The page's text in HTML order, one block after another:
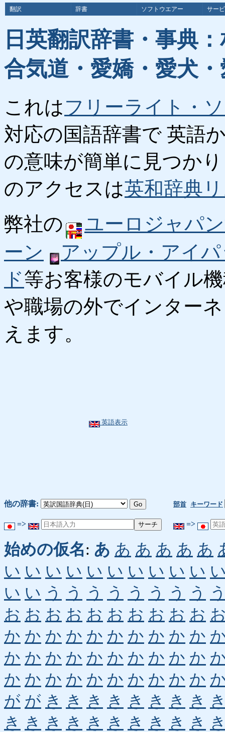
翻訳 辞書 ソフトウエアー サー
日英翻訳辞書・事典
合気道・愛嬌・愛犬
これはフリーライト・
対応の国語辞書で 英語
の意味が簡単に見つか
のアクセスは英和辞典
弊社の
ユーロジャパ
ーン
アップル・アイ
ド等お客様のモバイル
や職場の外でインター
えます。
英語表示
他の辞書: 部首 キーワード
=> =>
始めの仮名: あ あ あ あ あ あ
い い い い い い い い い い
い い う う う う う う う う
お お お お お お お お お お
か か か か か か か か か か
か か か か か か か か か か
か か か か か か か か か か
が が き き き き き き き き
き き き き き き き き き き